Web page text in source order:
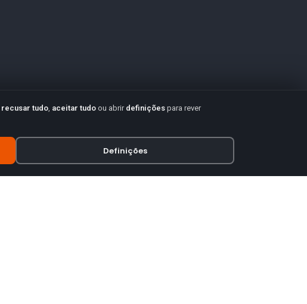
recusar tudo, aceitar tudo ou abrir definições para rever
Definições